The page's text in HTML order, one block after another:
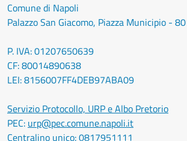
Comune di Napoli
Palazzo San Giacomo, Piazza Municipio -
P. IVA: 01207650639
CF: 80014890638
LEI: 8156007FF4DEB97ABA09
Servizio Protocollo, URP e Albo Pretorio
PEC: urp@pec.comune.napoli.it
Centralino unico:0817951111